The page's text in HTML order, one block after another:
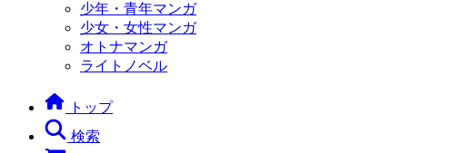
少年・青年マンガ
少女・女性マンガ
オトナマンガ
ライトノベル
トップ
検索